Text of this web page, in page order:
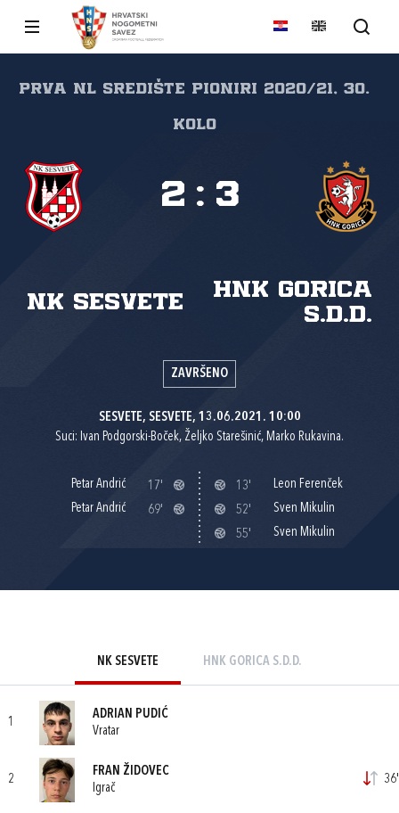
Prva NL Središte pioniri 2020/21, 30.
kolo
NK Sesvete
HNK Gorica
s.d.d.
2 : 3
ZAVRŠENO
SESVETE, SESVETE, 13.06.2021. 10:00
Suci: Ivan Podgorski-Boček, Željko Starešinić, Marko Rukavina.
Petar Andrić
17'
Petar Andrić
69'
13'
Leon Ferenček
52'
Sven Mikulin
55'
Sven Mikulin
NK SESVETE HNK GORICA S.D.D.
1
ADRIAN PUDIĆ
Vratar
2
FRAN ŽIDOVEC
Igrač
36'